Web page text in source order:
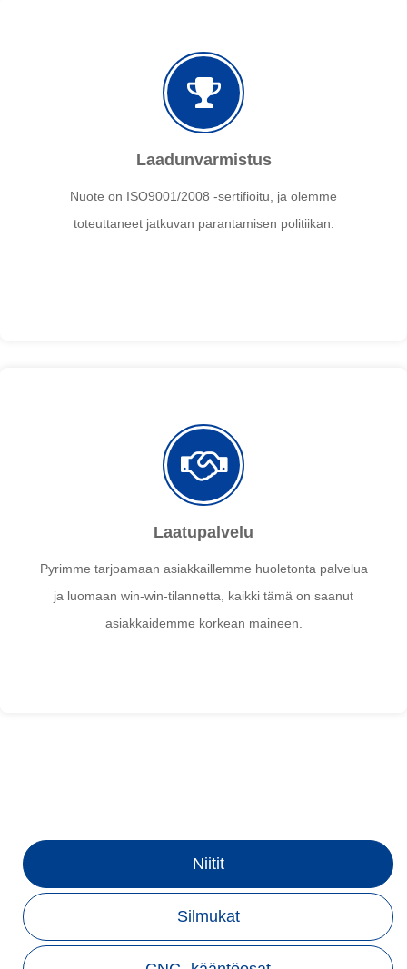
Laadunvarmistus
Nuote on ISO9001/2008 -sertifioitu, ja olemme
toteuttaneet jatkuvan parantamisen politiikan.
Laatupalvelu
Pyrimme tarjoamaan asiakkaillemme huoletonta palvelua
ja luomaan win-win-tilannetta, kaikki tämä on saanut
asiakkaidemme korkean maineen.
Niitit
Silmukat